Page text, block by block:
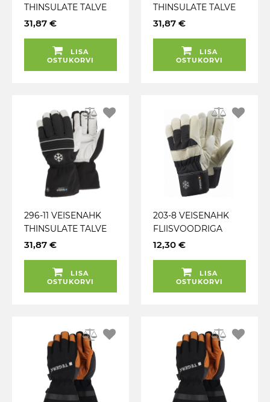
THINSULATE TALVE
TÖÖKINDAD TEGERA
31,87 €
LISA
OSTUKORVI
THINSULATE TALVE
TÖÖKINDAD TEGERA
31,87 €
LISA
OSTUKORVI
296-11 VEISENAHK
THINSULATE TALVE
TÖÖKINDAD TEGERA
31,87 €
LISA
OSTUKORVI
203-8 VEISENAHK
FLIISVOODRIGA
TÖÖKINDAD TEGERA
12,30 €
LISA
OSTUKORVI